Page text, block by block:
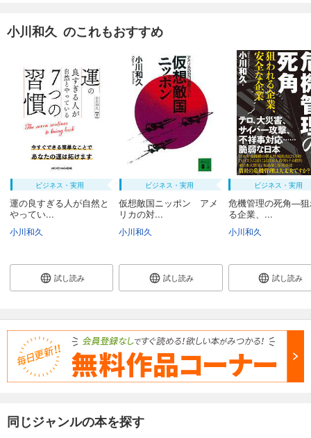
小川和久 のこれもおすすめ
ビジネス・実用
運の良すぎる人が自然と
やってい...
小川和久
試し読み
ビジネス・実用
仮想敵国ニッポン アメ
リカの対...
小川和久
試し読み
ビジネス・実用
危機管理の死角―
る企業、...
小川和久
試し読み
同じジャンルの本を探す